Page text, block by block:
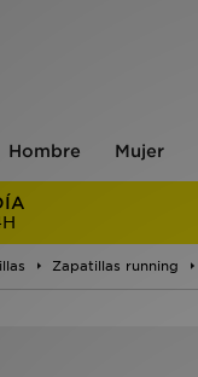
Hombre Mujer
Zapatillas running